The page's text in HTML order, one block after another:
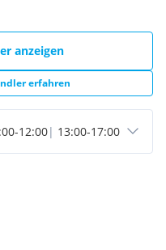
anzeigen
erfahren
-12:00| 13:00-17:00